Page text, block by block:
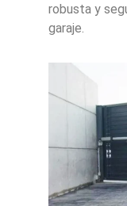
robusta y
garaje.